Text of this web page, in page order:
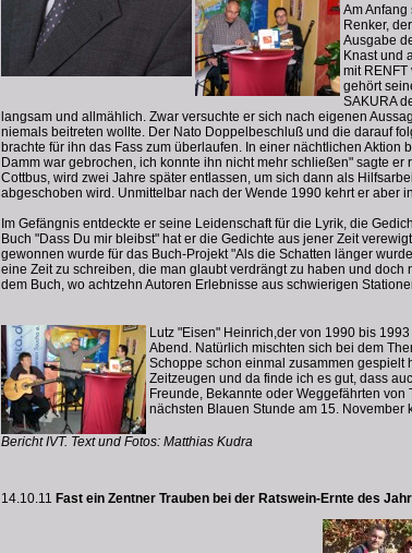
Am
Renker,
Ausgabe
Knast und
mit
gehört
SAKURA
langsam und allmählich. Zwar versuchte er sich nach eigenen
niemals beitreten wollte. Der Nato Doppelbeschluß und die darauf
brachte für ihn das Fass zum überlaufen. In einer nächtlichen
Damm war gebrochen, ich konnte ihn nicht mehr schließen" sagte
Cottbus, wird zwei Jahre später entlassen, um sich dann als
abgeschoben wird. Unmittelbar nach der Wende 1990 kehrt er aber
Im Gefängnis entdeckte er seine Leidenschaft für die Lyrik, die
Buch "Dass Du mir bleibst" hat er die Gedichte aus jener Zeit
gewonnen wurde für das Buch-Projekt "Als die Schatten länger
eine Zeit zu schreiben, die man glaubt verdrängt zu haben und
dem Buch, wo achtzehn Autoren Erlebnisse aus schwierigen
Lutz "Eisen" Heinrich,der von 1990 bis
Abend. Natürlich mischten sich bei dem
Schoppe schon einmal zusammen gespielt
Zeitzeugen und da finde ich es gut, dass
Freunde, Bekannte oder Weggefährten
nächsten Blauen Stunde am 15. November
Bericht IVT. Text und Fotos: Matthias Kudra
14.10.11 Fast ein Zentner Trauben bei der Ratswein-Ernte des